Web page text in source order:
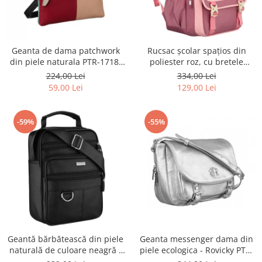
Geanta de dama patchwork
din piele naturala PTR-1718-
SKL-6922 MULTI
224,00 Lei
59,00 Lei
Rucsac școlar spațios din
poliester roz, cu bretele
reglabile - Peterson PTR-PTN
8610-1327 PINK
334,00 Lei
129,00 Lei
-59%
Geantă bărbătească din piele
naturală de culoare neagră -
-55%
Geanta messenger dama din
piele ecologica - Rovicky PTR-